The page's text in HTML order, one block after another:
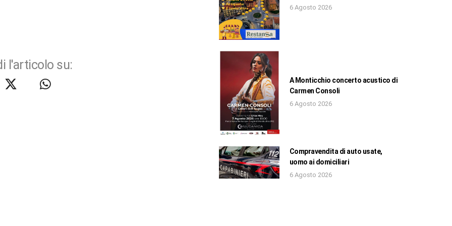
l'articolo su:
6 Agosto 2026
A Monticchio concerto acustico di
Carmen Consoli
6 Agosto 2026
Compravendita di auto usate,
uomo ai domiciliari
6 Agosto 2026